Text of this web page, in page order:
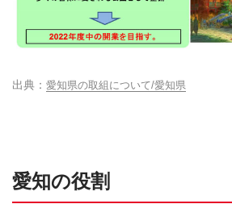
愛知県の取組について/愛知県
愛知の役割